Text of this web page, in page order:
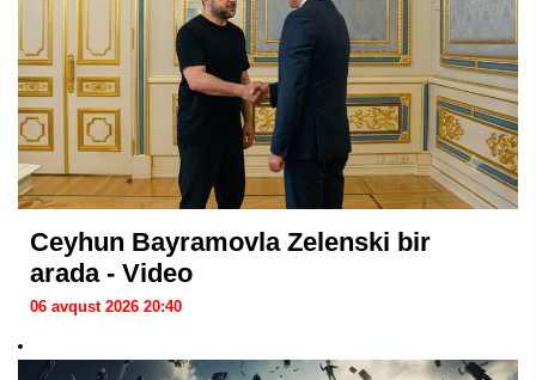
Ceyhun Bayramovla Zelenski bir
arada - Video
06 avqust 2026 20:40